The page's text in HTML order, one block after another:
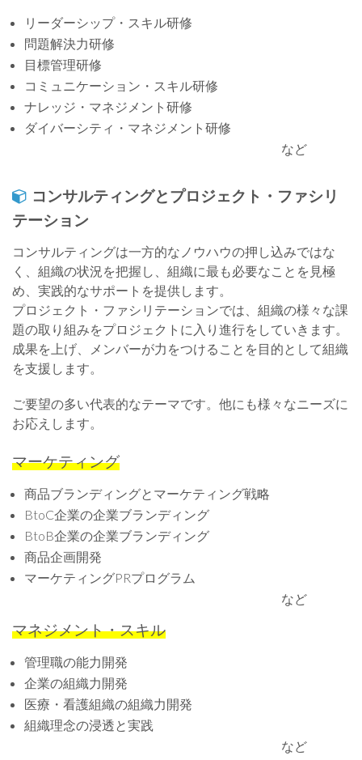
リーダーシップ・スキル研修
問題解決力研修
目標管理研修
コミュニケーション・スキル研修
ナレッジ・マネジメント研修
ダイバーシティ・マネジメント研修
など
コンサルティングとプロジェクト・ファシリ
テーション
コンサルティングは一方的なノウハウの押し込みではな
く、組織の状況を把握し、組織に最も必要なことを見極
め、実践的なサポートを提供します。
プロジェクト・ファシリテーションでは、組織の様々な課
題の取り組みをプロジェクトに入り進行をしていきます。
成果を上げ、メンバーが力をつけることを目的として組織
を支援します。
ご要望の多い代表的なテーマです。他にも様々なニーズに
お応えします。
マーケティング
商品ブランディングとマーケティング戦略
BtoC企業の企業ブランディング
BtoB企業の企業ブランディング
商品企画開発
マーケティングPRプログラム
など
マネジメント・スキル
管理職の能力開発
企業の組織力開発
医療・看護組織の組織力開発
組織理念の浸透と実践
など